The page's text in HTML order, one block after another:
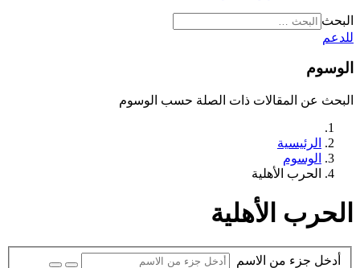
البحث
للدعم
الوسوم
البحث عن المقالات ذات الصلة حسب الوسوم
الرئيسية
الوسوم
الحرب الأهلية
الحرب الأهلية
أدخل جزء من الاسم